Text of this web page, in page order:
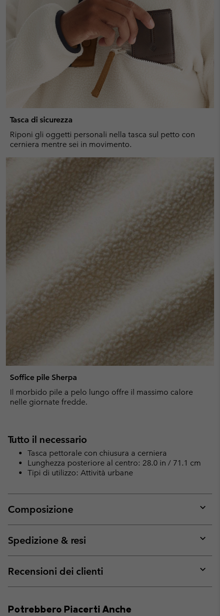
Tasca di sicurezza
Riponi gli oggetti personali nella tasca sul petto con
cerniera mentre sei in movimento.
Soffice pile Sherpa
Il morbido pile a pelo lungo offre il massimo calore
nelle giornate fredde.
Tutto il necessario
Tasca pettorale con chiusura a cerniera
Lunghezza posteriore al centro: 28.0 in / 71.1 cm
Tipi di utilizzo: Attività urbane
Composizione
or
Spedizione & resi
or
Recensioni dei clienti
or
Potrebbero Piacerti Anche